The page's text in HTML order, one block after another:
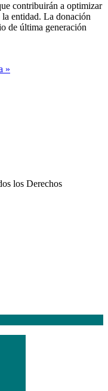
contribuirán a optimizar
entidad. La donación
de última generación
»
los Derechos